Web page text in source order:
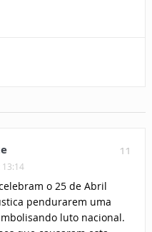
11
13:14
o 25 de Abril
pendurarem uma
luto nacional.